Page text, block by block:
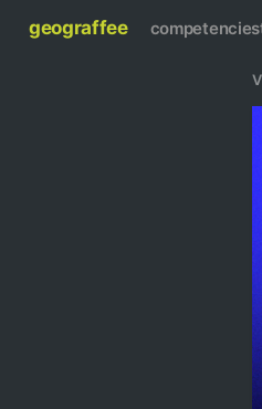
geograffee competencies